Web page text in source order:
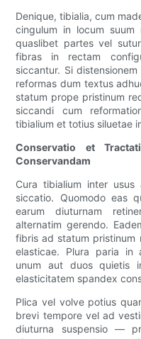
Denique, tibialia, cum
cingulum in locum
quaslibet partes vel
fibras in rectam
siccantur. Si
reformas dum textus
statum prope pristinum
siccandi cum
tibialium et totius siluetae
Conservatio et
Conservandam
Cura tibialium inter
siccatio. Quomodo eas
earum diuturnam
alternatim gerendo.
fibris ad statum pristinum
elasticae. Plura paria in
unum aut duos quietis
elasticitatem spandex
Plica vel volve potius
brevi tempore vel ad
diuturna suspensio —